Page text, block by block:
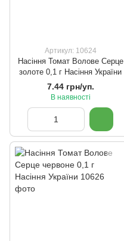
Артикул: 10624
Насіння Томат Волове Серце
золоте 0,1 г Насіння України
7.44 грн/уп.
В наявності